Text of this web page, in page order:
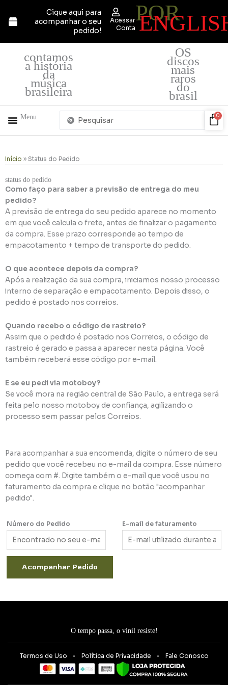
para
Cique aqui para
acompanhar o seu
pedido!
Acessar
Conta
POR
contamos
a história
da
música
brasileira
OS
discos
mais
raros
do
brasil
Menu
Pesquisar
0
Início » Status do Pedido
status do pedido
Como faço para saber a previsão de entrega do meu
pedido?
A previsão de entrega do seu pedido aparece no momento
em que você calcula o frete, antes de finalizar o pagamento
da compra. Esse prazo corresponde ao tempo de
empacotamento + tempo de transporte do pedido.
O que acontece depois da compra?
Após a realização da sua compra, iniciamos nosso processo
interno de separação e empacotamento. Depois disso, o
pedido é postado nos correios.
Quando recebo o código de rastreio?
Assim que o pedido é postado nos Correios, o código de
rastreio é gerado e passa a aparecer nesta página. Você
também receberá esse código por e-mail.
E se eu pedi via motoboy?
Se você mora na região central de São Paulo, a entrega será
feita pelo nosso motoboy de confiança, agilizando o
processo sem passar pelos Correios.
Para acompanhar a sua encomenda, digite o número de seu
pedido que você recebeu no e-mail da compra. Esse número
começa com #. Digite também o e-mail que você usou no
faturamento da compra e clique no botão "acompanhar
pedido".
Número do Pedido E-mail de faturamento
Acompanhar Pedido
O tempo passa, o vinil resiste!
Termos de Uso Política de Privacidade Fale Conosco